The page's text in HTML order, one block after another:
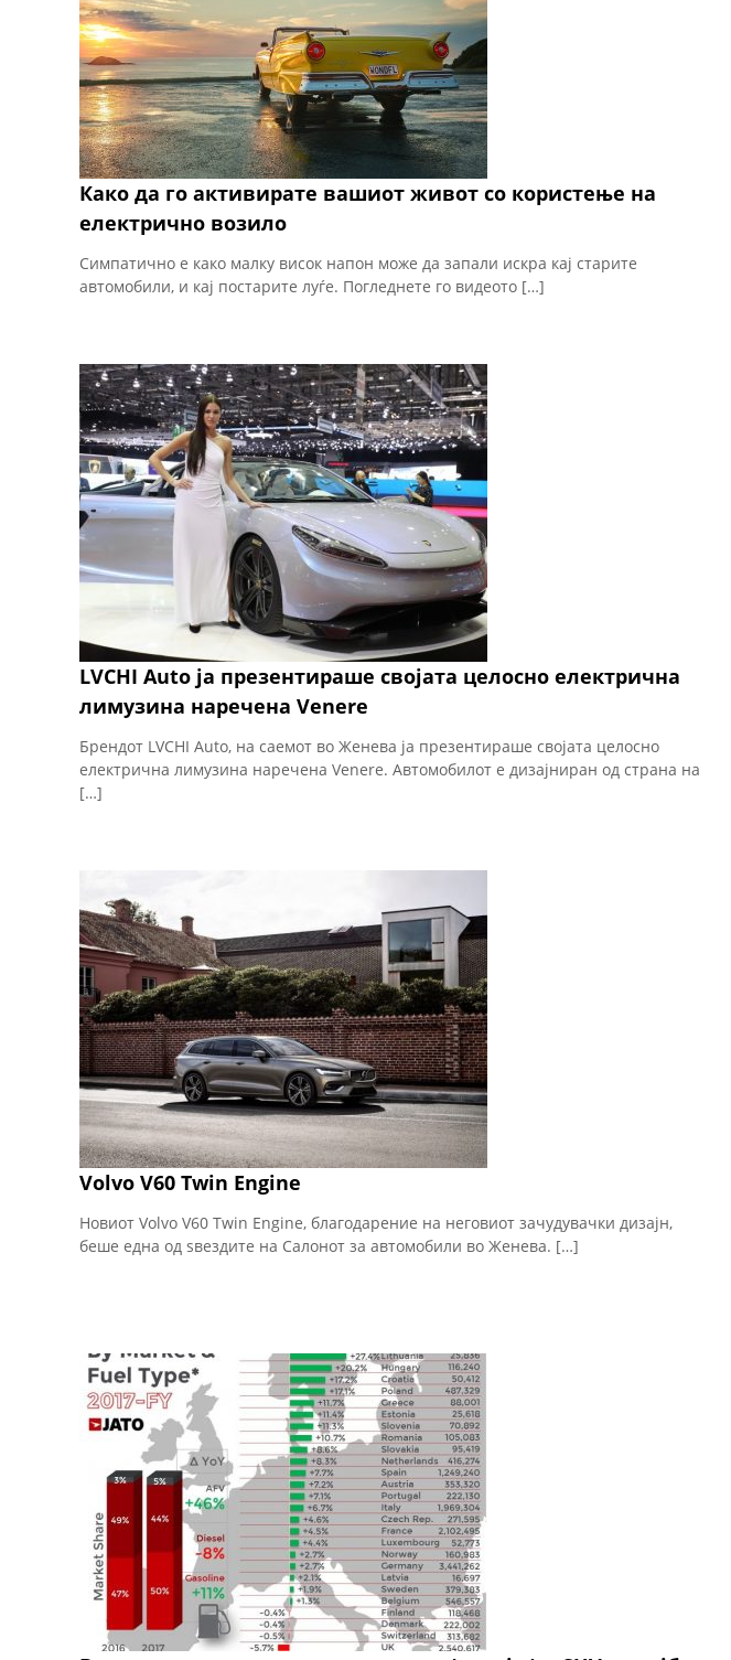
Како да го активирате вашиот живот со користење на
електричнo возило
Симпатично е како малку висок напон може да запали искра кај старите
автомобили, и кај постарите луѓе. Погледнете го видеото […]
LVCHI Auto ја презентираше својата целосно електрична
лимузина наречена Venere
Брендот LVCHI Auto, на саемот во Женева ја презентираше својата целосно
електрична лимузина наречена Venere. Автомобилот е дизајниран од страна на
[…]
Volvo V60 Twin Engine
Новиот Volvo V60 Twin Engine, благодарение на неговиот зачудувачки дизајн,
беше една од ѕвездите на Салонот за автомобили во Женева. […]